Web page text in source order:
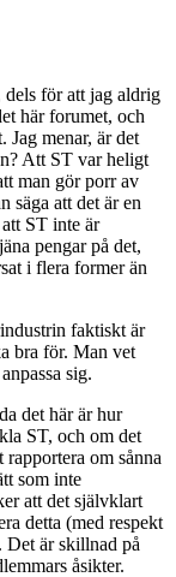
dels för att jag aldrig
här forumet, och
Jag menar, är det
Att ST var heligt
man gör porr av
säga att det är en
ST inte är
pengar på det,
i flera former än
faktiskt är
bra för. Man vet
sig.
det här är hur
ST, och om det
om sånna
som inte
att det självklart
detta (med respekt
Det är skillnad på
åsikter.